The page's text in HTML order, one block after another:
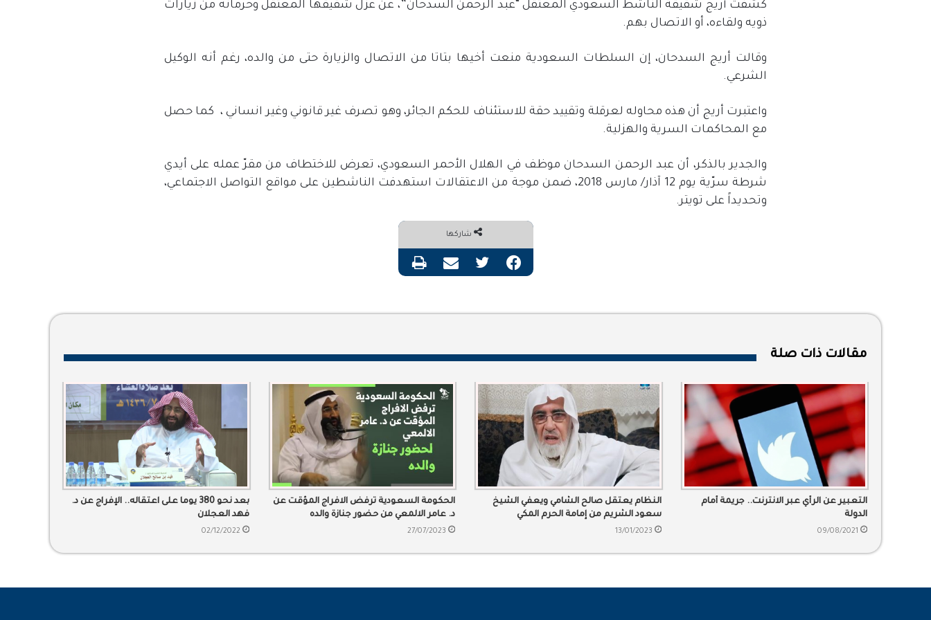
كشفت أريج شقيقة الناشط السعودي المعتقل “عبد الرحمن السدحان”، عن عزل شقيقها المعتقل وحرمانه من زيارات
ذويه ولقاءه، أو الاتصال بهم.
وقالت أريج السدحان، إن السلطات السعودية منعت أخيها بتاتا من الاتصال والزيارة حتى من والده، رغم أنه الوكيل
الشرعي.
واعتبرت أريج أن هذه محاوله لعرقلة وتقييد حقة للاستئناف للحكم الجائر، وهو تصرف غير قانوني وغير انساني ، كما حصل
مع المحاكمات السرية والهزلية.
والجدير بالذكر، أن عبد الرحمن السدحان موظف في الهلال الأحمر السعودي، تعرض للاختطاف من مقرّ عمله على أيدي
شرطة سرّية يوم 12 آذار/ مارس 2018، ضمن موجة من الاعتقالات استهدفت الناشطين على مواقع التواصل الاجتماعي،
وتحديداً على تويتر.
شاركها
فيسبوك تويتر مشاركة عبر البريد طباعة
مقالات ذات صلة
التعبير عن الرأي عبر الانترنت.. جريمة أمام
الدولة
09/08/2021
النظام يعتقل صالح الشامي ويعفي الشيخ
سعود الشريم من إمامة الحرم المكي
13/01/2023
الحكومة السعودية ترفض الافراج المؤقت عن
د. عامر الالمعي من حضور جنازة والده
27/07/2023
بعد نحو 380 يوما على اعتقاله.. الإفراج عن د.
فهد العجلان
02/12/2022